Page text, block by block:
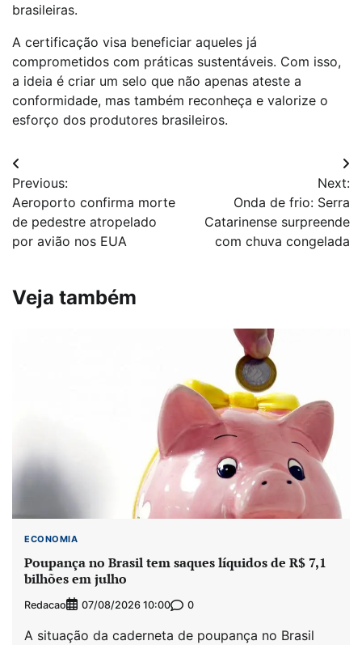
brasileiras.
A certificação visa beneficiar aqueles já
comprometidos com práticas sustentáveis. Com isso,
a ideia é criar um selo que não apenas ateste a
conformidade, mas também reconheça e valorize o
esforço dos produtores brasileiros.
Navegação
de
Post
Previous:
Aeroporto confirma morte
de pedestre atropelado
por avião nos EUA
Next:
Onda de frio: Serra
Catarinense surpreende
com chuva congelada
Veja também
ECONOMIA
Poupança no Brasil tem saques líquidos de R$ 7,1
bilhões em julho
Redacao 07/08/2026 10:00 0
A situação da caderneta de poupança no Brasil